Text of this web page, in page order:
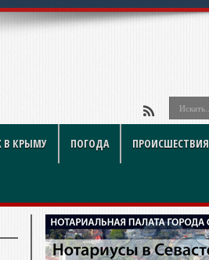
В КРЫМУ ПОГОДА ПРОИСШЕСТВИЯ